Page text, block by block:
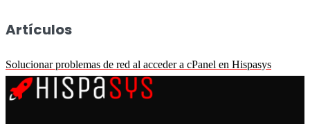
Artículos
Solucionar problemas de red al acceder a cPanel en Hispasys